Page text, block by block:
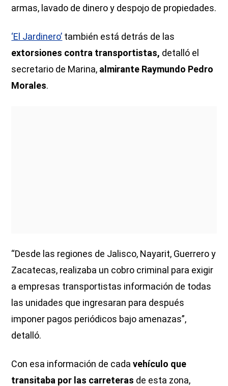
armas, lavado de dinero y despojo de propiedades.
‘El Jardinero’ también está detrás de las
extorsiones contra transportistas, detalló el
secretario de Marina, almirante Raymundo Pedro
Morales.
“Desde las regiones de Jalisco, Nayarit, Guerrero y
Zacatecas, realizaba un cobro criminal para exigir
a empresas transportistas información de todas
las unidades que ingresaran para después
imponer pagos periódicos bajo amenazas”,
detalló.
Con esa información de cadavehículo que
transitaba por las carreteras de esta zona,